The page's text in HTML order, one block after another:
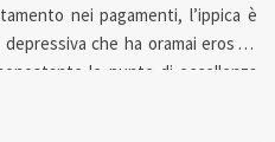
nei pagamenti, l’ippica è
che ha oramai eroso il
le punte di eccellenza
a livello internazionale. Ciò
ovvero la sua riforma, è